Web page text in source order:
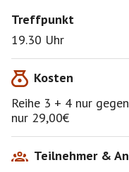
Karten sind von
ausgeschlossen !
Wenn jemand nicht
Zuerst natürlich die
Dann können auch
sehen.
Geld zahle ich nach
per Überweisung
Treffpunkt
19.30 Uhr
Kosten
Reihe 3 + 4 nur
nur 29,00€
Teilnehmer &